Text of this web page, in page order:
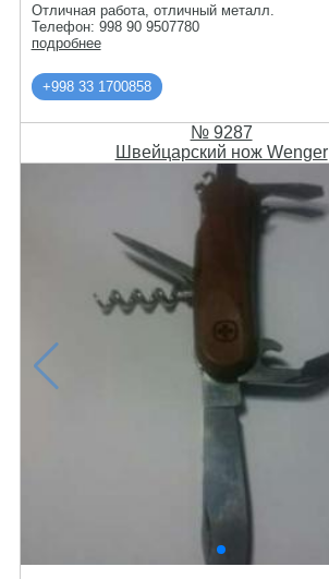
Отличная работа, отличный металл.
Телефон: 998 90 9507780
подробнее
+998 33 1700858
№ 9287
Швейцарский нож Wenger